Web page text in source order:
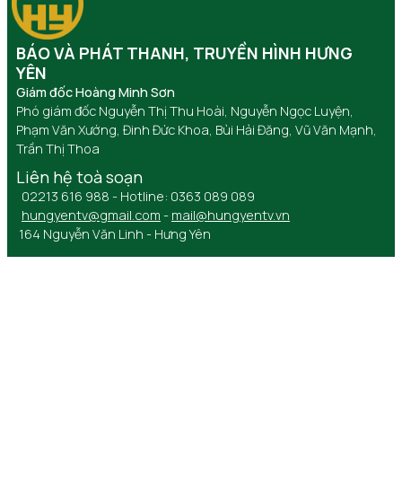
BÁO VÀ PHÁT THANH, TRUYỀN HÌNH HƯNG
YÊN
Giám đốc Hoàng Minh Sơn
Phó giám đốc Nguyễn Thị Thu Hoài, Nguyễn Ngọc Luyện,
Phạm Văn Xướng, Đinh Đức Khoa, Bùi Hải Đăng, Vũ Văn Mạnh,
Trần Thị Thoa
Liên hệ toà soạn
02213 616 988 - Hotline: 0363 089 089
hungyentv@gmail.com - mail@hungyentv.vn
164 Nguyễn Văn Linh - Hưng Yên